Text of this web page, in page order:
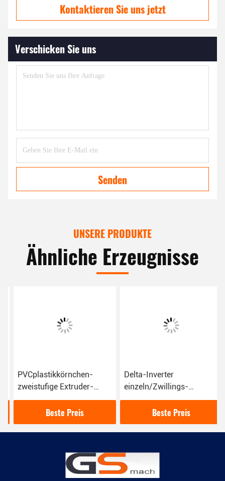
Kontaktieren Sie uns jetzt
Verschicken Sie uns
Senden
UNSERE PRODUKTE
Ähnliche Erzeugnisse
PVCplastikkörnchen-
zweistufige Extruder-
Maschine für niedriger
Rauch-freies Halogen-
Kabel
Beste Preis
Delta-Inverter
einzeln/Zwillings-
Schraube, die Extruder mit
CER-ISO-Bescheinigung
zusammensetzt
Beste Preis